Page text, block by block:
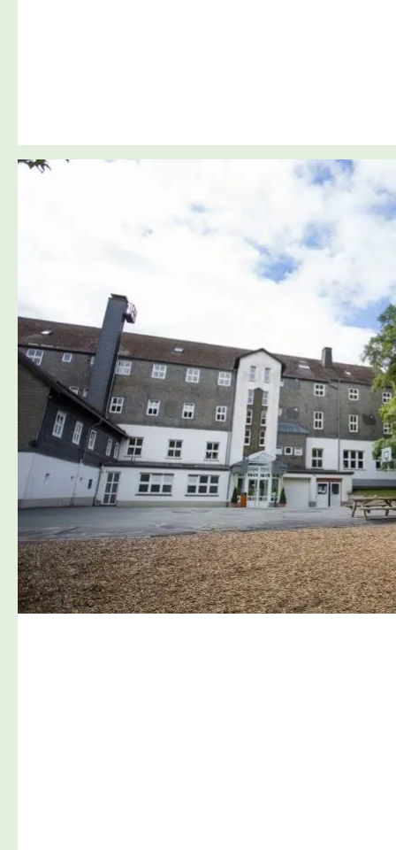
nicht langweilig!
Reisetermine
3
06.-09.06.2025🗓️
07.-10.06.2025 🛌
Variante 1:
Dusche/ WC –
die’s gern
haben 😌🚿 ✨
Inklusive pro
3 Nächte im
Familienzimmer